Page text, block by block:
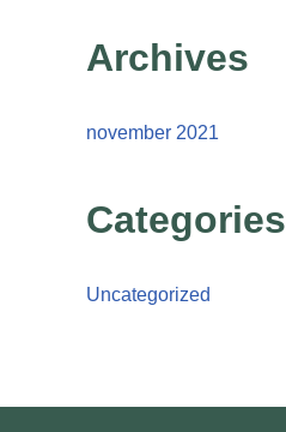
Archives
november 2021
Categories
Uncategorized